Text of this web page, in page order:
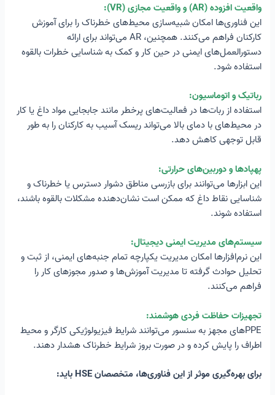
واقعیت افزوده (AR) و واقعیت مجازی (VR):
این فناوری‌ها امکان شبیه‌سازی محیط‌های خطرناک را برای آموزش
کارکنان فراهم می‌کنند. همچنین، AR می‌تواند برای ارائه
دستورالعمل‌های ایمنی در حین کار و کمک به شناسایی خطرات بالقوه
استفاده شود.
رباتیک و اتوماسیون:
استفاده از ربات‌ها در فعالیت‌های پرخطر مانند جابجایی مواد داغ یا کار
در محیط‌های با دمای بالا می‌تواند ریسک آسیب به کارکنان را به طور
قابل توجهی کاهش دهد.
پهپادها و دوربین‌های حرارتی:
این ابزارها می‌توانند برای بازرسی مناطق دشوار دسترس یا خطرناک و
شناسایی نقاط داغ که ممکن است نشان‌دهنده مشکلات بالقوه باشند،
استفاده شوند.
سیستم‌های مدیریت ایمنی دیجیتال:
این نرم‌افزارها امکان مدیریت یکپارچه تمام جنبه‌های ایمنی، از ثبت و
تحلیل حوادث گرفته تا مدیریت آموزش‌ها و صدور مجوزهای کار را
فراهم می‌کنند.
تجهیزات حفاظت فردی هوشمند:
PPE‌های مجهز به سنسور می‌توانند شرایط فیزیولوژیکی کارگر و محیط
اطراف را پایش کرده و در صورت بروز شرایط خطرناک هشدار دهند.
برای بهره‌گیری موثر از این فناوری‌ها، متخصصان HSE باید: